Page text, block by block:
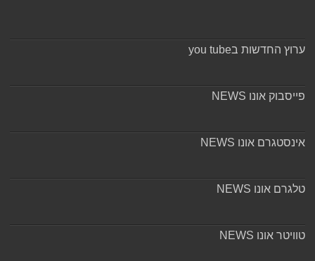
ערוץ החדשות בyou tube
פייסבוק אונו NEWS
אינסטגרם אונו NEWS
טלגרם אונו NEWS
טוויטר אונו NEWS